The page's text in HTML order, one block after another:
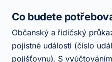
Co budete
Občanský a řidičský
pojistné události (číslo
pojišťovnu). S